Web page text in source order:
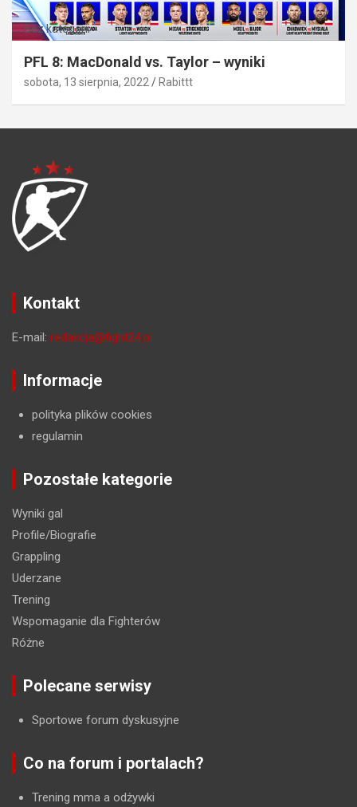
Bez kategorii
PFL 8: MacDonald vs. Taylor – wyniki
sobota, 13 sierpnia, 2022 Rabittt
Kontakt
E-mail: redakcja@fight24.pl
Informacje
polityka plików cookies
regulamin
Pozostałe kategorie
Wyniki gal
Profile/Biografie
Grappling
Uderzane
Trening
Wspomaganie dla Fighterów
Różne
Polecane serwisy
Sportowe forum dyskusyjne
Co na forum i portalach?
Trening mma a odżywki